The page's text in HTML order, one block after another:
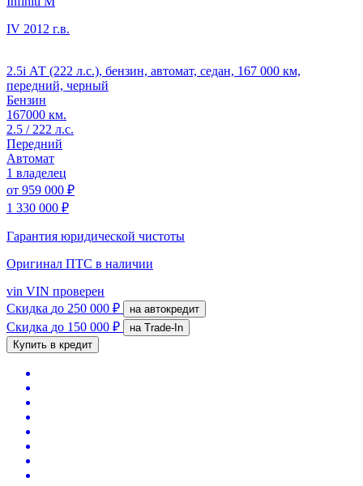
IV 2012 г.в.
2.5i АТ (222 л.с.), бензин, автомат, седан, 167 000 км,
передний, черный
Бензин
167000 км.
2.5 / 222 л.с.
Передний
Автомат
1 владелец
от 959 000 ₽
1 330 000 ₽
Гарантия юридической чистоты
Оригинал ПТС в наличии
vin VIN проверен
Скидка до 250 000 ₽ на автокредит
Скидка до 150 000 ₽
на Trade-In
Купить в кредит